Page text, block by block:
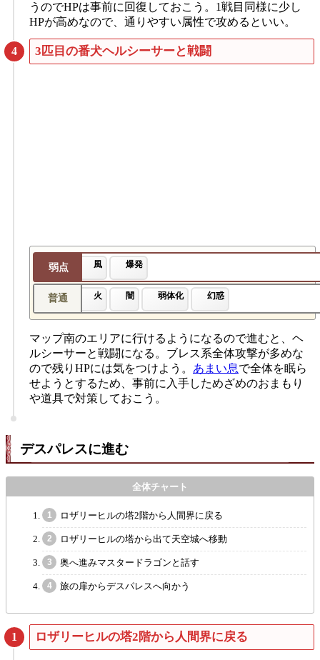
うのでHPは事前に回復しておこう。1戦目同様に少し
HPが高めなので、通りやすい属性で攻めるといい。
3匹目の番犬ヘルシーサーと戦闘
弱点 風 爆発
普通 火 闇 弱体化 幻惑
マップ南のエリアに行けるようになるので進むと、ヘ
ルシーサーと戦闘になる。ブレス系全体攻撃が多めな
ので残りHPには気をつけよう。 あまい息で全体を眠ら
せようとするため、事前に入手しためざめのおまもり
や道具で対策しておこう。
デスパレスに進む
ロザリーヒルの塔2階から人間界に戻る
ロザリーヒルの塔から出て天空城へ移動
奥へ進みマスタードラゴンと話す
旅の扉からデスパレスへ向かう
ロザリーヒルの塔2階から人間界に戻る